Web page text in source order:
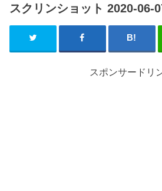
スクリンショット 2020-06-
スポンサードリ